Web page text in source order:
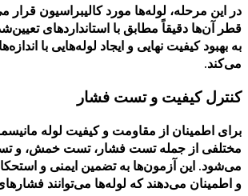
در این مرحله، لوله‌ها مورد کالیبراسیون قرار
قطر آن‌ها دقیقاً مطابق با استانداردهای
به بهبود کیفیت نهایی و ایجاد لوله‌هایی با
می‌کند.
کنترل کیفیت و تست فشار
برای اطمینان از مقاومت و کیفیت لوله
مختلفی از جمله تست فشار، تست خمش، و
می‌شود. این آزمون‌ها به تضمین ایمنی و
و اطمینان می‌دهند که لوله‌ها می‌توانند